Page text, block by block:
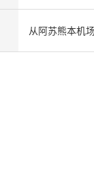
从阿苏熊本机